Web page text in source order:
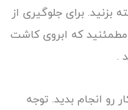
برای جلوگیری از
مطمئنید که ابروی کاشت
.
رو انجام بدید. توجه